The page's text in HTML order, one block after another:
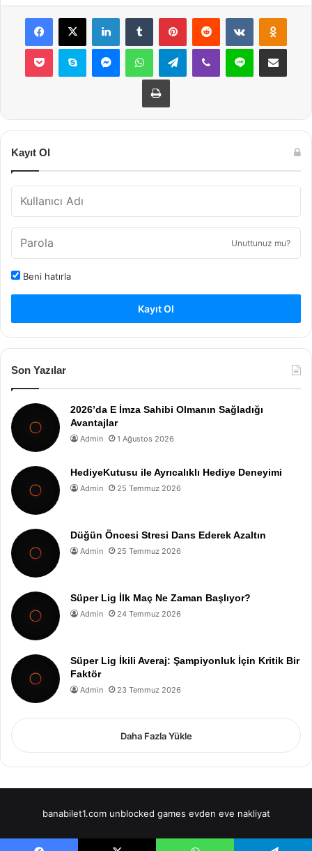
Facebook
X LinkedInTumblr PinterestReddit VKontakte
Pocket Skype MessengerWhatsAppTelegramViber Line E-Posta ile
Yazdır
Kayıt Ol
Unuttunuz mu?
Beni hatırla
Kayıt Ol
Son Yazılar
2026’da E İmza Sahibi Olmanın Sağladığı
Avantajlar
Admin 1 Ağustos 2026
HediyeKutusu ile Ayrıcalıklı Hediye Deneyimi
Admin 25 Temmuz 2026
Düğün Öncesi Stresi Dans Ederek Azaltın
Admin 25 Temmuz 2026
Süper Lig İlk Maç Ne Zaman Başlıyor?
Admin 24 Temmuz 2026
Süper Lig İkili Averaj: Şampiyonluk İçin Kritik Bir
Faktör
Admin 23 Temmuz 2026
Daha Fazla Yükle
banabilet1.com unblocked games evden eve nakliyat